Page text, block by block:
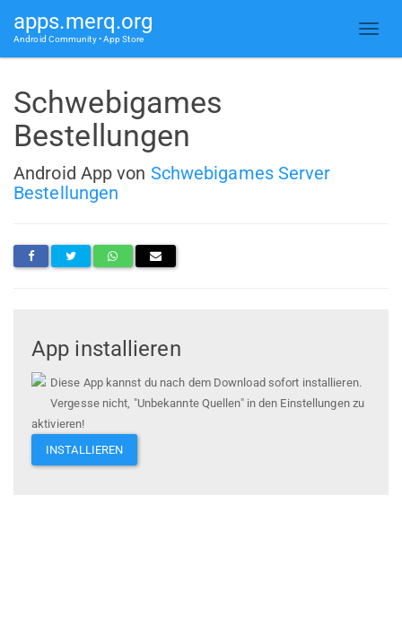
apps.merq.org
Android Community • App Store
Schwebigames
Bestellungen
Android App von Schwebigames Server
Bestellungen
App installieren
Diese App kannst du nach dem Download sofort installieren.
Vergesse nicht, "Unbekannte Quellen" in den Einstellungen zu
aktivieren!
INSTALLIEREN